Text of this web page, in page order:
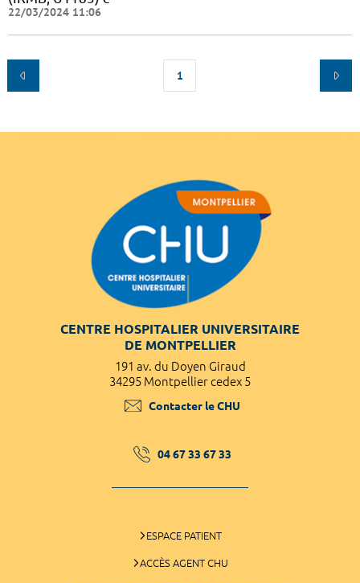
22/03/2024 11:06
1
CENTRE HOSPITALIER UNIVERSITAIRE
DE MONTPELLIER
191 av. du Doyen Giraud
34295 Montpellier cedex 5
Contacter le CHU
04 67 33 67 33
ESPACE PATIENT
ACCÈS AGENT CHU